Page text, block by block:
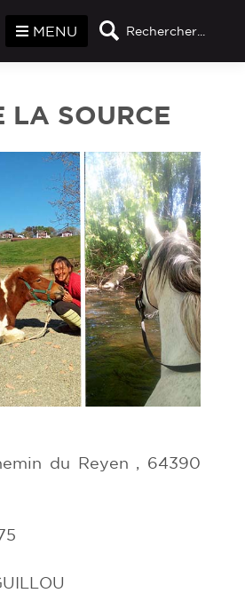
Rechercher...
MENU
LA SOURCE
du Reyen , 64390
des cookies